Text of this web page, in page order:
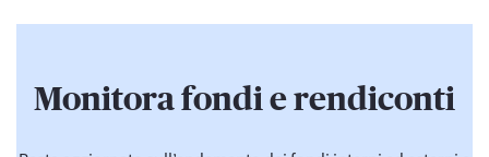
Monitora fondi e rendiconti